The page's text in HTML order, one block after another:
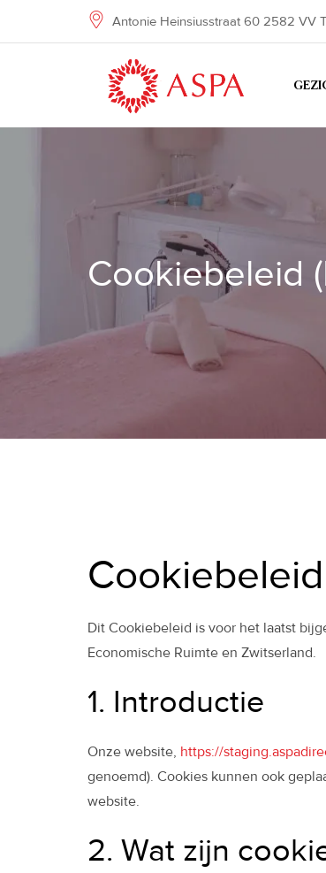
Antonie Heinsiusstraat 60 2582 VV
Cookiebeleid
Cookiebeleid
Dit Cookiebeleid is voor het laatst
Economische Ruimte en Zwitserland.
1. Introductie
Onze website, https://
genoemd). Cookies kunnen ook
website.
2. Wat zijn